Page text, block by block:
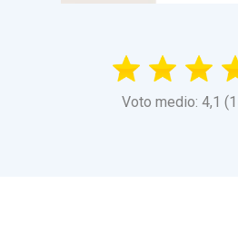
Voto medio: 4,1